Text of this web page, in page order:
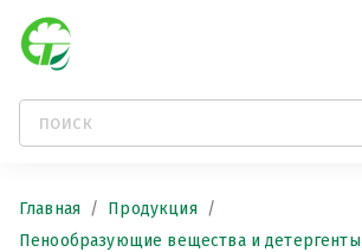
Главная
Продукция
Пенообразующие вещества и детергенты